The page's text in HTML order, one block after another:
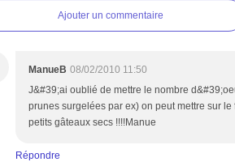
Ajouter un commentaire
ManueB 08/02/2010 11:50
J&#39;ai oublié de mettre le nombre
prunes surgelées par ex) on peut mettre sur
petits gâteaux secs !!!!Manue
Répondre